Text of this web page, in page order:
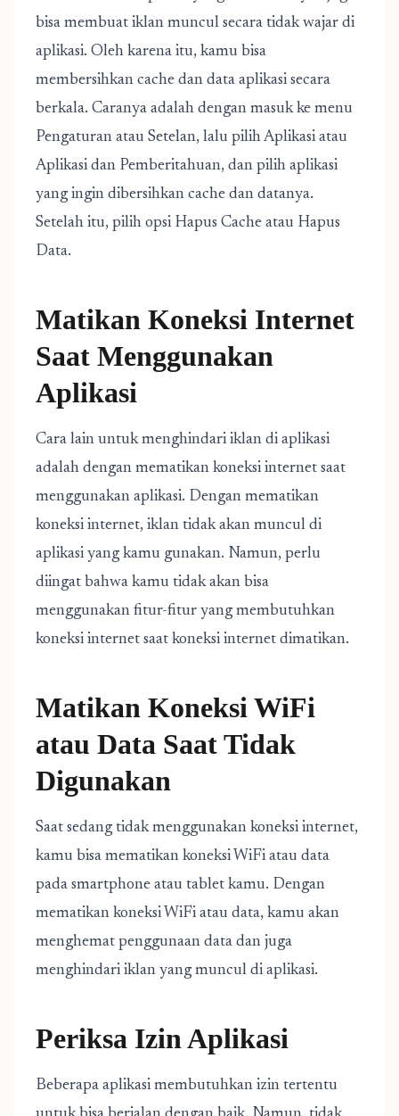
bisa membuat iklan muncul secara tidak wajar di
aplikasi. Oleh karena itu, kamu bisa
membersihkan cache dan data aplikasi secara
berkala. Caranya adalah dengan masuk ke menu
Pengaturan atau Setelan, lalu pilih Aplikasi atau
Aplikasi dan Pemberitahuan, dan pilih aplikasi
yang ingin dibersihkan cache dan datanya.
Setelah itu, pilih opsi Hapus Cache atau Hapus
Data.
Matikan Koneksi Internet
Saat Menggunakan
Aplikasi
Cara lain untuk menghindari iklan di aplikasi
adalah dengan mematikan koneksi internet saat
menggunakan aplikasi. Dengan mematikan
koneksi internet, iklan tidak akan muncul di
aplikasi yang kamu gunakan. Namun, perlu
diingat bahwa kamu tidak akan bisa
menggunakan fitur-fitur yang membutuhkan
koneksi internet saat koneksi internet dimatikan.
Matikan Koneksi WiFi
atau Data Saat Tidak
Digunakan
Saat sedang tidak menggunakan koneksi internet,
kamu bisa mematikan koneksi WiFi atau data
pada smartphone atau tablet kamu. Dengan
mematikan koneksi WiFi atau data, kamu akan
menghemat penggunaan data dan juga
menghindari iklan yang muncul di aplikasi.
Periksa Izin Aplikasi
Beberapa aplikasi membutuhkan izin tertentu